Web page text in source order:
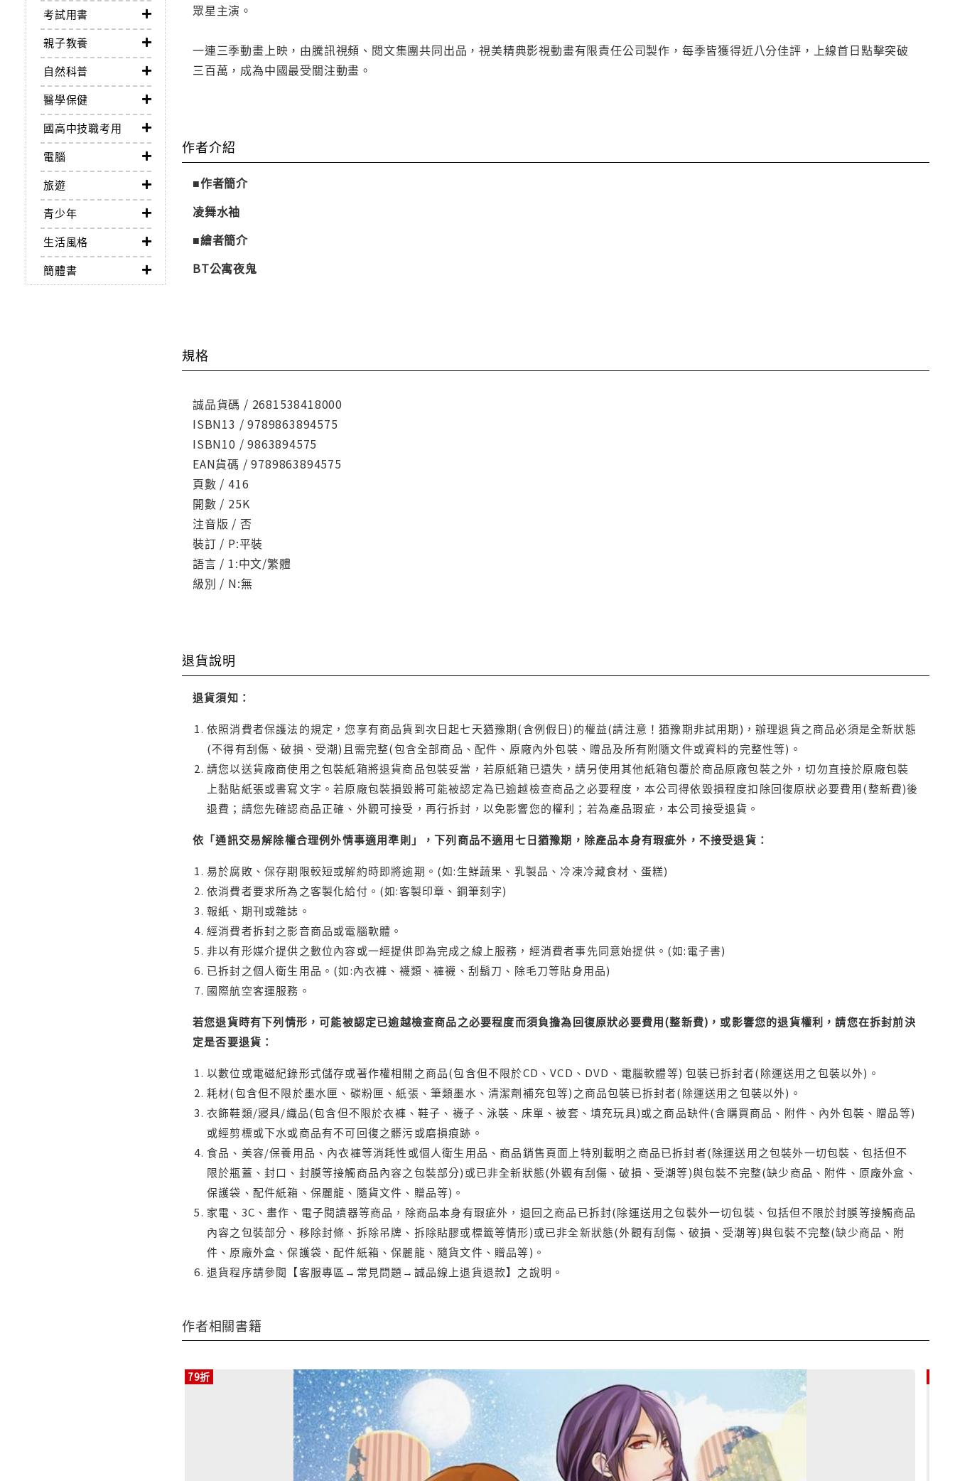
考試用書
親子教養
自然科普
醫學保健
國高中技職考用
電腦
旅遊
青少年
生活風格
簡體書
眾星主演。
一連三季動畫上映，由騰訊視頻、閱文集團共同出品，視美精典影視動畫有限責任公司製作，每季皆獲得近八分佳評，上線首日點擊突破
三百萬，成為中國最受關注動畫。
作者介紹
■作者簡介
凌舞水袖
■繪者簡介
BT公寓夜鬼
規格
誠品貨碼 / 2681538418000
ISBN13 / 9789863894575
ISBN10 / 9863894575
EAN貨碼 / 9789863894575
頁數 / 416
開數 / 25K
注音版 / 否
裝訂 / P:平裝
語言 / 1:中文/繁體
級別 / N:無
退貨說明
退貨須知：
依照消費者保護法的規定，您享有商品貨到次日起七天猶豫期(含例假日)的權益(請注意！猶豫期非試用期)，辦理退貨之商品必須是全新狀態
(不得有刮傷、破損、受潮)且需完整(包含全部商品、配件、原廠內外包裝、贈品及所有附隨文件或資料的完整性等)。
請您以送貨廠商使用之包裝紙箱將退貨商品包裝妥當，若原紙箱已遺失，請另使用其他紙箱包覆於商品原廠包裝之外，切勿直接於原廠包裝
上黏貼紙張或書寫文字。若原廠包裝損毀將可能被認定為已逾越檢查商品之必要程度，本公司得依毀損程度扣除回復原狀必要費用(整新費)後
退費；請您先確認商品正確、外觀可接受，再行拆封，以免影響您的權利；若為產品瑕疵，本公司接受退貨。
依「通訊交易解除權合理例外情事適用準則」，下列商品不適用七日猶豫期，除產品本身有瑕疵外，不接受退貨：
易於腐敗、保存期限較短或解約時即將逾期。(如:生鮮蔬果、乳製品、冷凍冷藏食材、蛋糕)
依消費者要求所為之客製化給付。(如:客製印章、鋼筆刻字)
報紙、期刊或雜誌。
經消費者拆封之影音商品或電腦軟體。
非以有形媒介提供之數位內容或一經提供即為完成之線上服務，經消費者事先同意始提供。(如:電子書)
已拆封之個人衛生用品。(如:內衣褲、襪類、褲襪、刮鬍刀、除毛刀等貼身用品)
國際航空客運服務。
若您退貨時有下列情形，可能被認定已逾越檢查商品之必要程度而須負擔為回復原狀必要費用(整新費)，或影響您的退貨權利，請您在拆封前決
定是否要退貨：
以數位或電磁紀錄形式儲存或著作權相關之商品(包含但不限於CD、VCD、DVD、電腦軟體等) 包裝已拆封者(除運送用之包裝以外)。
耗材(包含但不限於墨水匣、碳粉匣、紙張、筆類墨水、清潔劑補充包等)之商品包裝已拆封者(除運送用之包裝以外)。
衣飾鞋類/寢具/織品(包含但不限於衣褲、鞋子、襪子、泳裝、床單、被套、填充玩具)或之商品缺件(含購買商品、附件、內外包裝、贈品等)
或經剪標或下水或商品有不可回復之髒污或磨損痕跡。
食品、美容/保養用品、內衣褲等消耗性或個人衛生用品、商品銷售頁面上特別載明之商品已拆封者(除運送用之包裝外一切包裝、包括但不
限於瓶蓋、封口、封膜等接觸商品內容之包裝部分)或已非全新狀態(外觀有刮傷、破損、受潮等)與包裝不完整(缺少商品、附件、原廠外盒、
保護袋、配件紙箱、保麗龍、隨貨文件、贈品等)。
家電、3C、畫作、電子閱讀器等商品，除商品本身有瑕疵外，退回之商品已拆封(除運送用之包裝外一切包裝、包括但不限於封膜等接觸商品
內容之包裝部分、移除封條、拆除吊牌、拆除貼膠或標籤等情形)或已非全新狀態(外觀有刮傷、破損、受潮等)與包裝不完整(缺少商品、附
件、原廠外盒、保護袋、配件紙箱、保麗龍、隨貨文件、贈品等)。
退貨程序請參閱【客服專區→常見問題→誠品線上退貨退款】之說明。
作者相關書籍
79折